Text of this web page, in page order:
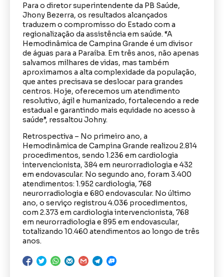
Para o diretor superintendente da PB Saúde,
Jhony Bezerra, os resultados alcançados
traduzem o compromisso do Estado com a
regionalização da assistência em saúde. “A
Hemodinâmica de Campina Grande é um divisor
de águas para a Paraíba. Em três anos, não apenas
salvamos milhares de vidas, mas também
aproximamos a alta complexidade da população,
que antes precisava se deslocar para grandes
centros. Hoje, oferecemos um atendimento
resolutivo, ágil e humanizado, fortalecendo a rede
estadual e garantindo mais equidade no acesso à
saúde”, ressaltou Johny.
Retrospectiva – No primeiro ano, a
Hemodinâmica de Campina Grande realizou 2.814
procedimentos, sendo 1.236 em cardiologia
intervencionista, 384 em neurorradiologia e 432
em endovascular. No segundo ano, foram 3.400
atendimentos: 1.952 cardiologia, 768
neurorradiologia e 680 endovascular. No último
ano, o serviço registrou 4.036 procedimentos,
com 2.373 em cardiologia intervencionista, 768
em neurorradiologia e 895 em endovascular,
totalizando 10.460 atendimentos ao longo de três
anos.